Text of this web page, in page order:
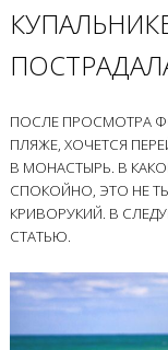
ПОСЛЕ ПРОСМОТРА
ПЛЯЖЕ, ХОЧЕТСЯ
В МОНАСТЫРЬ. В
СПОКОЙНО, ЭТО НЕ
КРИВОРУКИЙ. В
СТАТЬЮ.